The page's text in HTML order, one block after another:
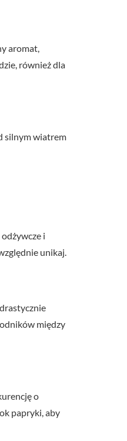
aromat,
również dla
silnym wiatrem
i
unikaj.
między
o
papryki, aby